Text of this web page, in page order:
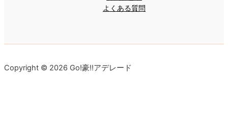
よくある質問
Copyright © 2026 Go!豪!!アデレード